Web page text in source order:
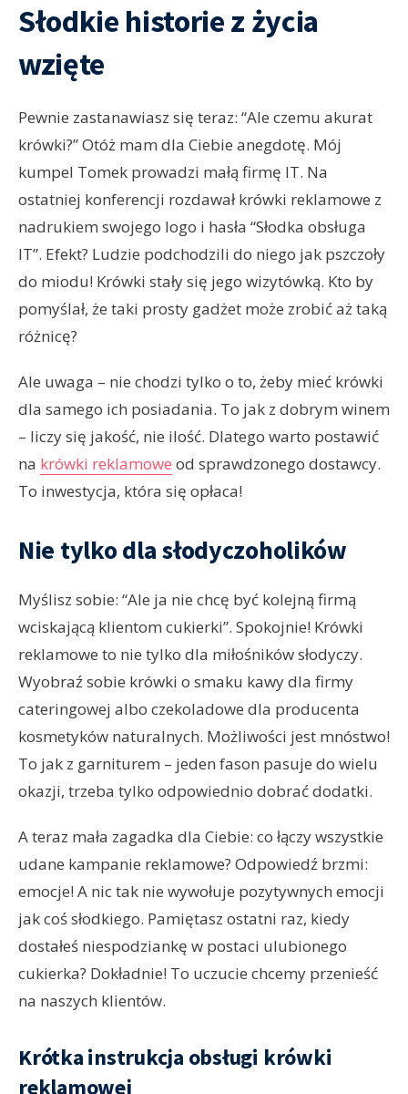
Słodkie historie z życia
wzięte
Pewnie zastanawiasz się teraz: “Ale czemu akurat
krówki?” Otóż mam dla Ciebie anegdotę. Mój
kumpel Tomek prowadzi małą firmę IT. Na
ostatniej konferencji rozdawał krówki reklamowe z
nadrukiem swojego logo i hasła “Słodka obsługa
IT”. Efekt? Ludzie podchodzili do niego jak pszczoły
do miodu! Krówki stały się jego wizytówką. Kto by
pomyślał, że taki prosty gadżet może zrobić aż taką
różnicę?
Ale uwaga – nie chodzi tylko o to, żeby mieć krówki
dla samego ich posiadania. To jak z dobrym winem
– liczy się jakość, nie ilość. Dlatego warto postawić
na krówki reklamowe od sprawdzonego dostawcy.
To inwestycja, która się opłaca!
Nie tylko dla słodyczoholików
Myślisz sobie: “Ale ja nie chcę być kolejną firmą
wciskającą klientom cukierki”. Spokojnie! Krówki
reklamowe to nie tylko dla miłośników słodyczy.
Wyobraź sobie krówki o smaku kawy dla firmy
cateringowej albo czekoladowe dla producenta
kosmetyków naturalnych. Możliwości jest mnóstwo!
To jak z garniturem – jeden fason pasuje do wielu
okazji, trzeba tylko odpowiednio dobrać dodatki.
A teraz mała zagadka dla Ciebie: co łączy wszystkie
udane kampanie reklamowe? Odpowiedź brzmi:
emocje! A nic tak nie wywołuje pozytywnych emocji
jak coś słodkiego. Pamiętasz ostatni raz, kiedy
dostałeś niespodziankę w postaci ulubionego
cukierka? Dokładnie! To uczucie chcemy przenieść
na naszych klientów.
Krótka instrukcja obsługi krówki
reklamowej